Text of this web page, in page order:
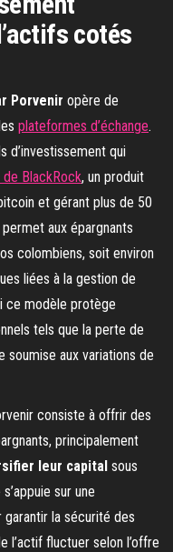
cotés
Porvenir opère de
plateformes d’échange.
d’investissement qui
de BlackRock, un produit
et gérant plus de 50
aux épargnants
colombiens, soit environ
liées à la gestion de
ce modèle protège
tels que la perte de
soumise aux variations de
consiste à offrir des
principalement
leur capital sous
sur une
la sécurité des
l’actif fluctuer selon l’offre